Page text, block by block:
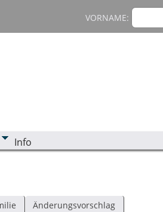
VORNAME:
Info
Änderungsvorschlag